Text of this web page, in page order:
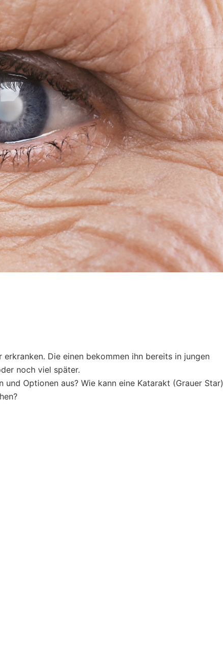
Die einen bekommen ihn bereits in jungen
noch viel später.
Optionen aus? Wie kann eine Katarakt (Grauer Star)